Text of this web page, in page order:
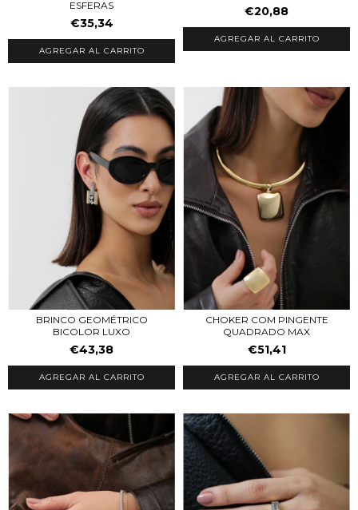
ESFERAS
€35,34
AGREGAR AL CARRITO
€20,88
BRINCO GEOMÉTRICO
BICOLOR LUXO
€43,38
AGREGAR AL CARRITO
CHOKER COM PINGENTE
QUADRADO MAX
€51,41